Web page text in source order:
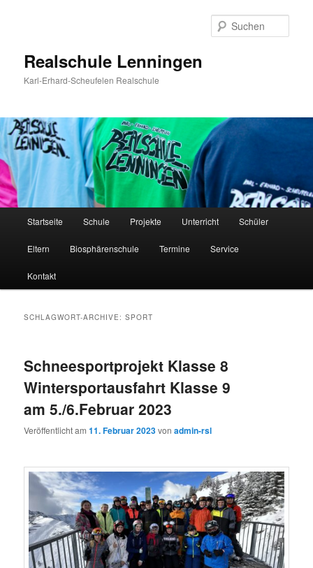
Realschule Lenningen
Karl-Erhard-Scheufelen Realschule
Startseite Schule Projekte Unterricht Schüler
Eltern Biosphärenschule Termine Service
Kontakt
SCHLAGWORT-ARCHIVE:SPORT
Schneesportprojekt Klasse 8
Wintersportausfahrt Klasse 9
am 5./6.Februar 2023
Veröffentlicht am11. Februar 2023vonadmin-rsl